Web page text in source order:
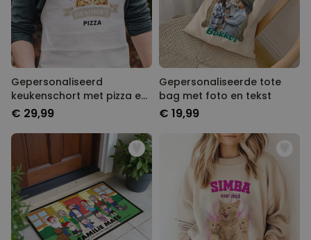
Gepersonaliseerd
keukenschort met pizza en
naam
€ 29,99
Gepersonaliseerde tote
bag met foto en tekst
€ 19,99